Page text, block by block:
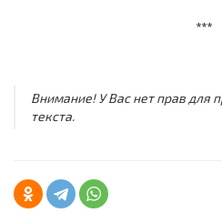
***
Внимание! У Вас нет прав для
текста.